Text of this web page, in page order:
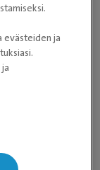
evästeiden ja